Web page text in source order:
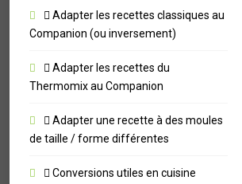
Adapter les recettes classiques au
Companion (ou inversement)
Adapter les recettes du
Thermomix au Companion
Adapter une recette à des moules
de taille / forme différentes
Conversions utiles en cuisine